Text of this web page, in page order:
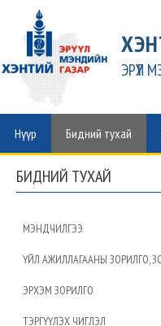
ЭРҮҮЛ
Нүүр Бидний тухай
БИДНИЙ ТУХАЙ
МЭНДЧИЛГЭЭ
ҮЙЛ АЖИЛЛАГААНЫ ЗОРИЛГО,
ЭРХЭМ ЗОРИЛГО
ТЭРГҮҮЛЭХ ЧИГЛЭЛ